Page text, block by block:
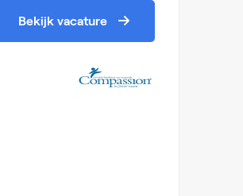
Bekijk vacature